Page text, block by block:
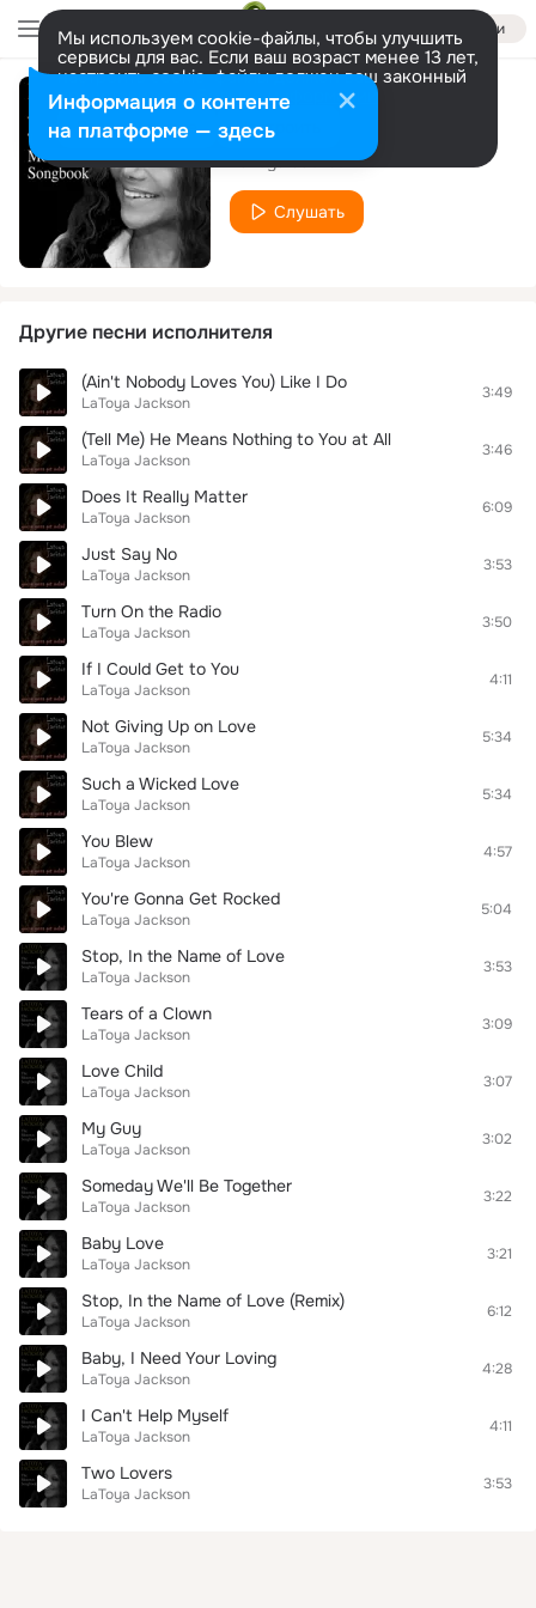
Войти
Мы используем cookie-файлы, чтобы улучшить
сервисы для вас. Если ваш возраст менее 13 лет,
настроить cookie-файлы должен ваш законный
представитель. Больше информации
Разрешить все Настроить
I'll Be There
LaToya Jackson
Слушать
Другие песни исполнителя
(Ain't Nobody Loves You) Like I Do
LaToya Jackson
3:49
(Tell Me) He Means Nothing to You at All
LaToya Jackson
3:46
Does It Really Matter
LaToya Jackson
6:09
Just Say No
LaToya Jackson
3:53
Turn On the Radio
LaToya Jackson
3:50
If I Could Get to You
LaToya Jackson
4:11
Not Giving Up on Love
LaToya Jackson
5:34
Such a Wicked Love
LaToya Jackson
5:34
You Blew
LaToya Jackson
4:57
You're Gonna Get Rocked
LaToya Jackson
5:04
Stop, In the Name of Love
LaToya Jackson
3:53
Tears of a Clown
LaToya Jackson
3:09
Love Child
LaToya Jackson
3:07
My Guy
LaToya Jackson
3:02
Someday We'll Be Together
LaToya Jackson
3:22
Baby Love
LaToya Jackson
3:21
Stop, In the Name of Love (Remix)
LaToya Jackson
6:12
Baby, I Need Your Loving
LaToya Jackson
4:28
I Can't Help Myself
LaToya Jackson
4:11
Two Lovers
LaToya Jackson
3:53
Информация о контенте
на платформе — здесь